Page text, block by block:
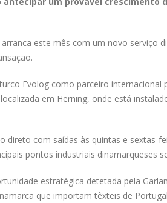
este mês com um novo serviço
Evolog como parceiro internacional
em Herning, onde está
direto com saídas às quintas e sextas-
pontos industriais dinamarqueses
estratégica detetada pela
que importam têxteis de